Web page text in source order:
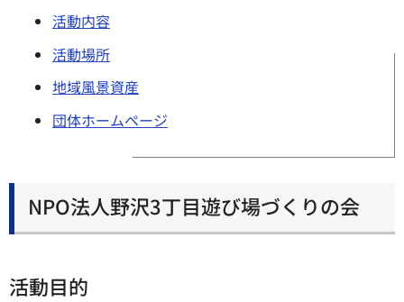
活動内容
活動場所
地域風景資産
団体ホームページ
NPO法人野沢3丁目遊び場づくりの会
活動目的